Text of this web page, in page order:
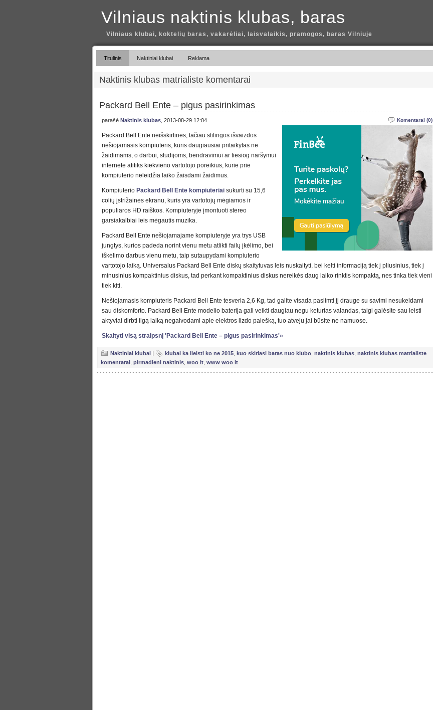
Vilniaus naktinis klubas, baras
Vilniaus klubai, koktelių baras, vakarėliai, laisvalaikis, pramogos, baras Vilniuje
Titulinis Naktiniai klubai Reklama
Naktinis klubas matrialiste komentarai
Packard Bell Ente – pigus pasirinkimas
Komentarai (0)
parašė Naktinis klubas , 2013-08-29 12:04
Packard Bell Ente neišskirtinės, tačiau stilingos išvaizdos
nešiojamasis kompiuteris, kuris daugiausiai pritaikytas ne
žaidimams, o darbui, studijoms, bendravimui ar tiesiog naršymui
internete atitiks kiekvieno vartotojo poreikius, kurie prie
kompiuterio neleidžia laiko žaisdami žaidimus.
Kompiuterio Packard Bell Ente kompiuteriai sukurti su 15,6
colių įstrižainės ekranu, kuris yra vartotojų mėgiamos ir
populiaros HD raiškos. Kompiuteryje įmontuoti stereo
garsiakalbiai leis mėgautis muzika.
Packard Bell Ente nešiojamajame kompiuteryje yra trys USB
jungtys, kurios padeda norint vienu metu atlikti failų įkėlimo, bei
iškėlimo darbus vienu metu, taip sutaupydami kompiuterio
vartotojo laiką. Universalus Packard Bell Ente diskų skaitytuvas leis nuskaityti, bei kelti informaciją tiek į pliusinius, tiek į
minusinius kompaktinius diskus, tad perkant kompaktinius diskus nereikės daug laiko rinktis kompaktą, nes tinka tiek vieni
tiek kiti.
Nešiojamasis kompiuteris Packard Bell Ente tesveria 2,6 Kg, tad galite visada pasiimti jį drauge su savimi nesukeldami
sau diskomforto. Packard Bell Ente modelio baterija gali veikti daugiau negu keturias valandas, taigi galėsite sau leisti
aktyviai dirbti ilgą laiką negalvodami apie elektros lizdo paiešką, tuo atveju jai būsite ne namuose.
Skaityti visą straipsnį 'Packard Bell Ente – pigus pasirinkimas'»
Naktiniai klubai | klubai ka ileisti ko ne 2015 kuo skiriasi baras nuo klubo naktinis klubas naktinis klubas matrialiste
komentarai pirmadieni naktinis woo lt www woo lt